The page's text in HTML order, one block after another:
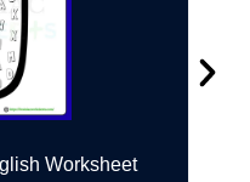
Worksheet